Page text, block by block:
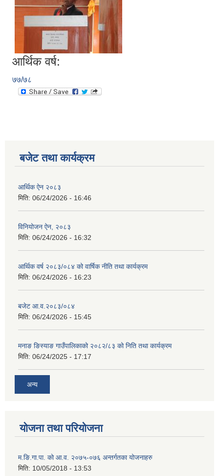
आर्थिक वर्ष:
७७/७८
बजेट तथा कार्यक्रम
आर्थिक ऐन २०८३
मिति: 06/24/2026 - 16:46
विनियोजन ऐन, २०८३
मिति: 06/24/2026 - 16:32
आर्थिक वर्ष २०८३/०८४ को वार्षिक नीति तथा कार्यक्रम
मिति: 06/24/2026 - 16:23
बजेट आ.व.२०८३/०८४
मिति: 06/24/2026 - 15:45
मनाङ ङिस्याङ गाउँपालिकाको २०८२/८३ को निति तथा कार्यक्रम
मिति: 06/24/2025 - 17:17
अन्य
योजना तथा परियोजना
म.ङि.गा.पा. को आ.व. २०७५-०७६ अन्तर्गतका योजनाहरु
मिति: 10/05/2018 - 13:53